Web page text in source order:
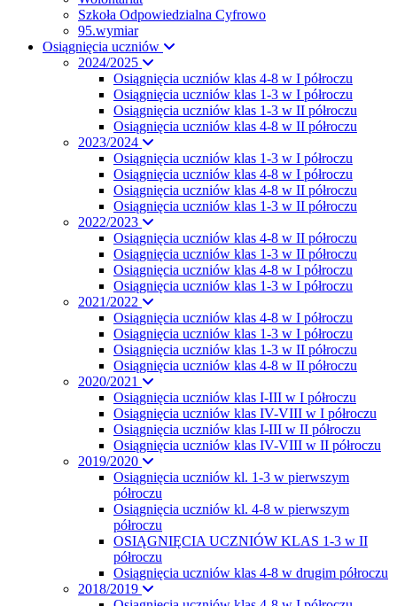
Szkoła Odpowiedzialna Cyfrowo
95.wymiar
Osiągnięcia uczniów
2024/2025
Osiągnięcia uczniów klas 4-8 w I półroczu
Osiągnięcia uczniów klas 1-3 w I półroczu
Osiągnięcia uczniów klas 1-3 w II półroczu
Osiągnięcia uczniów klas 4-8 w II półroczu
2023/2024
Osiągnięcia uczniów klas 1-3 w I półroczu
Osiągnięcia uczniów klas 4-8 w I półroczu
Osiągnięcia uczniów klas 4-8 w II półroczu
Osiągnięcia uczniów klas 1-3 w II półroczu
2022/2023
Osiągnięcia uczniów klas 4-8 w II półroczu
Osiągnięcia uczniów klas 1-3 w II półroczu
Osiągnięcia uczniów klas 4-8 w I półroczu
Osiągnięcia uczniów klas 1-3 w I półroczu
2021/2022
Osiągnięcia uczniów klas 4-8 w I półroczu
Osiągnięcia uczniów klas 1-3 w I półroczu
Osiągnięcia uczniów klas 1-3 w II półroczu
Osiągnięcia uczniów klas 4-8 w II półroczu
2020/2021
Osiągnięcia uczniów klas I-III w I półroczu
Osiągnięcia uczniów klas IV-VIII w I półroczu
Osiągnięcia uczniów klas I-III w II półroczu
Osiągnięcia uczniów klas IV-VIII w II półroczu
2019/2020
Osiągnięcia uczniów kl. 1-3 w pierwszym
półroczu
Osiągnięcia uczniów kl. 4-8 w pierwszym
półroczu
OSIĄGNIĘCIA UCZNIÓW KLAS 1-3 w II
półroczu
Osiągnięcia uczniów klas 4-8 w drugim półroczu
2018/2019